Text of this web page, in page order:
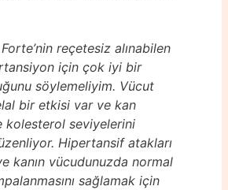
reçetesiz alınabilen
için çok iyi bir
söylemeliyim. Vücut
bir etkisi var ve kan
kolesterol seviyelerini
Hipertansif atakları
kanın vücudunuzda normal
sağlamak için